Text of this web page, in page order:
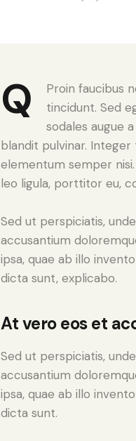
Q
Proin faucibus
tincidunt. Sed
sodales augue
blandit pulvinar. Integer
elementum semper
leo ligula, porttitor eu,
Sed ut perspiciatis,
accusantium
ipsa, quae ab illo
dicta sunt, explicabo.
At vero eos et
Sed ut perspiciatis,
accusantium
ipsa, quae ab illo
dicta sunt.